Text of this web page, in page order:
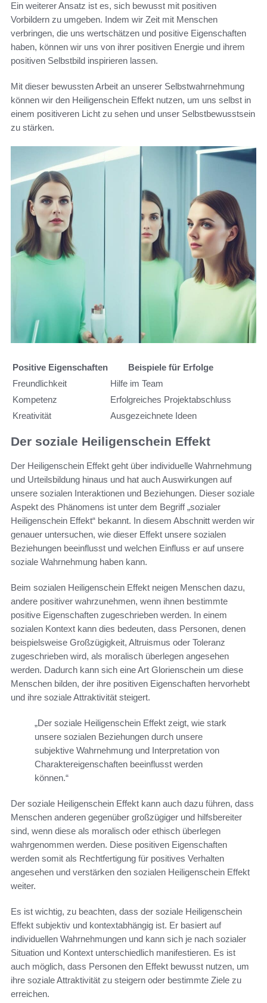
Ein weiterer Ansatz ist es, sich bewusst mit positiven
Vorbildern zu umgeben. Indem wir Zeit mit Menschen
verbringen, die uns wertschätzen und positive Eigenschaften
haben, können wir uns von ihrer positiven Energie und ihrem
positiven Selbstbild inspirieren lassen.
Mit dieser bewussten Arbeit an unserer Selbstwahrnehmung
können wir den Heiligenschein Effekt nutzen, um uns selbst in
einem positiveren Licht zu sehen und unser Selbstbewusstsein
zu stärken.
Positive Eigenschaften
Beispiele für Erfolge
Freundlichkeit
Hilfe im Team
Kompetenz
Erfolgreiches Projektabschluss
Kreativität
Ausgezeichnete Ideen
Der soziale Heiligenschein Effekt
Der Heiligenschein Effekt geht über individuelle Wahrnehmung
und Urteilsbildung hinaus und hat auch Auswirkungen auf
unsere sozialen Interaktionen und Beziehungen. Dieser soziale
Aspekt des Phänomens ist unter dem Begriff „sozialer
Heiligenschein Effekt“ bekannt. In diesem Abschnitt werden wir
genauer untersuchen, wie dieser Effekt unsere sozialen
Beziehungen beeinflusst und welchen Einfluss er auf unsere
soziale Wahrnehmung haben kann.
Beim sozialen Heiligenschein Effekt neigen Menschen dazu,
andere positiver wahrzunehmen, wenn ihnen bestimmte
positive Eigenschaften zugeschrieben werden. In einem
sozialen Kontext kann dies bedeuten, dass Personen, denen
beispielsweise Großzügigkeit, Altruismus oder Toleranz
zugeschrieben wird, als moralisch überlegen angesehen
werden. Dadurch kann sich eine Art Glorienschein um diese
Menschen bilden, der ihre positiven Eigenschaften hervorhebt
und ihre soziale Attraktivität steigert.
„Der soziale Heiligenschein Effekt zeigt, wie stark
unsere sozialen Beziehungen durch unsere
subjektive Wahrnehmung und Interpretation von
Charaktereigenschaften beeinflusst werden
können.“
Der soziale Heiligenschein Effekt kann auch dazu führen, dass
Menschen anderen gegenüber großzügiger und hilfsbereiter
sind, wenn diese als moralisch oder ethisch überlegen
wahrgenommen werden. Diese positiven Eigenschaften
werden somit als Rechtfertigung für positives Verhalten
angesehen und verstärken den sozialen Heiligenschein Effekt
weiter.
Es ist wichtig, zu beachten, dass der soziale Heiligenschein
Effekt subjektiv und kontextabhängig ist. Er basiert auf
individuellen Wahrnehmungen und kann sich je nach sozialer
Situation und Kontext unterschiedlich manifestieren. Es ist
auch möglich, dass Personen den Effekt bewusst nutzen, um
ihre soziale Attraktivität zu steigern oder bestimmte Ziele zu
erreichen.